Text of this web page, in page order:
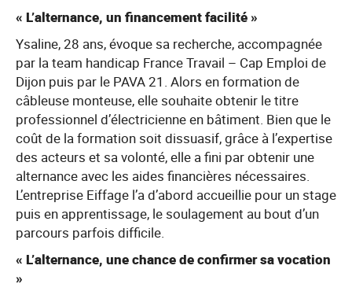
« L’alternance, un financement facilité »
Ysaline, 28 ans, évoque sa recherche, accompagnée
par la team handicap France Travail – Cap Emploi de
Dijon puis par le PAVA 21. Alors en formation de
câbleuse monteuse, elle souhaite obtenir le titre
professionnel d’électricienne en bâtiment. Bien que le
coût de la formation soit dissuasif, grâce à l’expertise
des acteurs et sa volonté, elle a fini par obtenir une
alternance avec les aides financières nécessaires.
L’entreprise Eiffage l’a d’abord accueillie pour un stage
puis en apprentissage, le soulagement au bout d’un
parcours parfois difficile.
« L’alternance, une chance de confirmer sa vocation
»